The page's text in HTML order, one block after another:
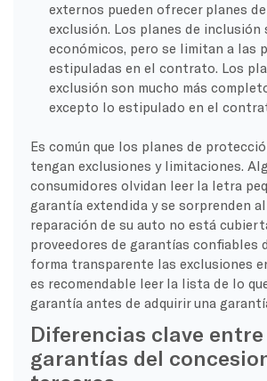
externos pueden ofrecer planes
exclusión. Los planes de inclusión
económicos, pero se limitan a las
estipuladas en el contrato. Los
exclusión son mucho más
excepto lo estipulado en el
Es común que los planes de
tengan exclusiones y limitaciones.
consumidores olvidan leer la letra
garantía extendida y se sorprenden
reparación de su auto no está
proveedores de garantías confiables
forma transparente las exclusiones
es recomendable leer la lista de lo
garantía antes de adquirir una
Diferencias clave
garantías del